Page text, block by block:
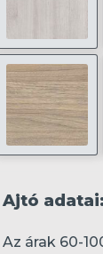
Ajtó adatai:
Az árak 60-